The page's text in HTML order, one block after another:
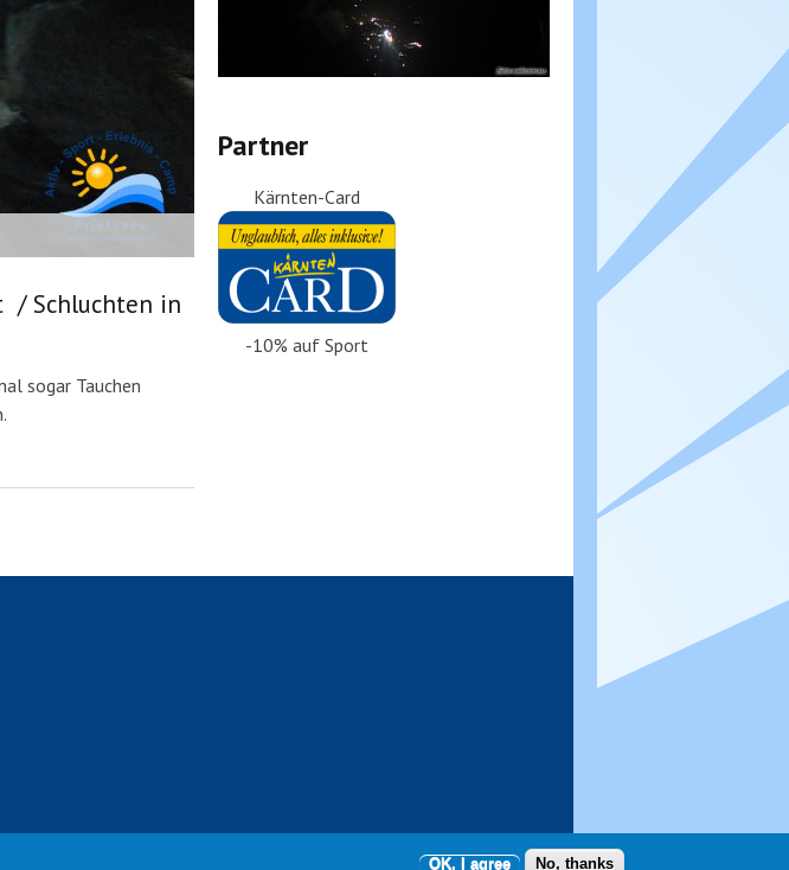
/ Schluchten in
sogar Tauchen
Partner
Kärnten-Card
-10% auf Sport
OK, I agree No, thanks